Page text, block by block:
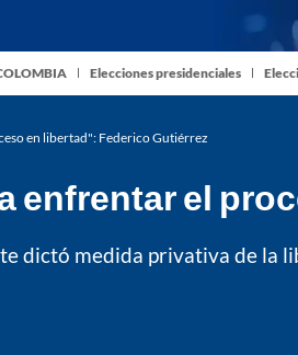
Elecciones presidenciales
en libertad": Federico Gutiérrez
enfrentar el
dictó medida privativa de la